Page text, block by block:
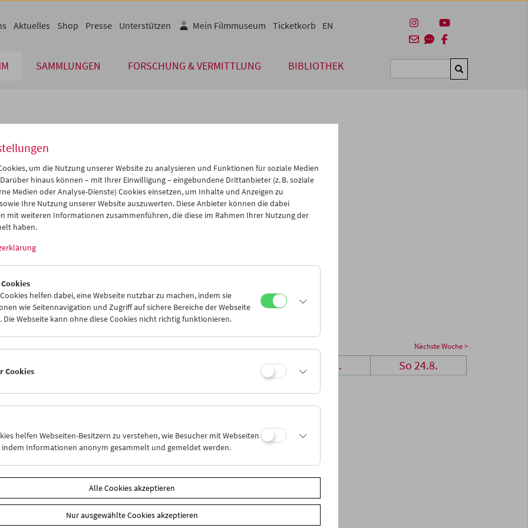
SAMMLUNGEN FORSCHUNG & VERMITTLUNG BIBLIOTHEK Suchen
Aktuelles Shop Presse Unterstützen Mein Filmmuseum Ticketkorb EN
Aug 2008 >>
Mi Do Fr Sa So
30 31 01 02
03
06 07 08 09
10
13 14
20 21
03
iCalender
Programmheft-PDF
English language or subtitles
Nächste Woche >
Mi 20.8. Sa 23.8. So 24.8.
um die Nutzung unserer Website zu analysieren und Funktionen für soziale Medien
hinaus können – mit Ihrer Einwilligung – eingebundene Drittanbieter (z. B. soziale
Medien oder Analyse-Dienste) Cookies einsetzen, um Inhalte und Anzeigen zu
Ihre Nutzung unserer Website auszuwerten. Diese Anbieter können die dabei
mit weiteren Informationen zusammenführen, die diese im Rahmen Ihrer Nutzung der
haben.
helfen dabei, eine Webseite nutzbar zu machen, indem sie
wie Seitennavigation und Zugriff auf sichere Bereiche der Webseite
Die Webseite kann ohne diese Cookies nicht richtig funktionieren.
Cookies
helfen Webseiten-Besitzern zu verstehen, wie Besucher mit Webseiten
indem Informationen anonym gesammelt und gemeldet werden.
Alle Cookies akzeptieren
Nur ausgewählte Cookies akzeptieren